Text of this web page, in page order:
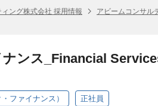
ング株式会社 採用情報 アビームコンサル
ンス_Financial
ファイナンス） 正社員